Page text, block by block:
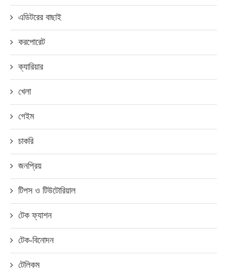
এডিটরের বাছাই
করপোরেট
ক্যারিয়ার
খেলা
গেইম
চাকরি
জনপ্রিয়
টিপস ও টিউটোরিয়াল
টেক ফ্যাশন
টেক-বিনোদন
টেলিকম